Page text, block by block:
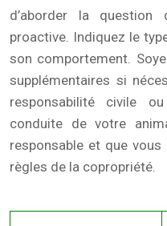
d’aborder la question
proactive. Indiquez le
son comportement.
supplémentaires si
responsabilité civile
conduite de votre
responsable et que
règles de la copropriété.